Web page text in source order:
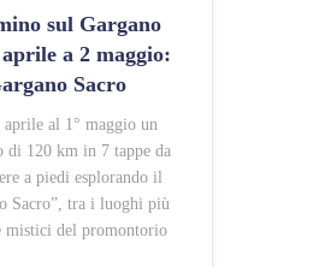
sul Gargano
a 2 maggio:
Sacro
aprile al 1° maggio un
di 120 km in 7 tappe da
a piedi esplorando il
Sacro”, tra i luoghi più
mistici del promontorio